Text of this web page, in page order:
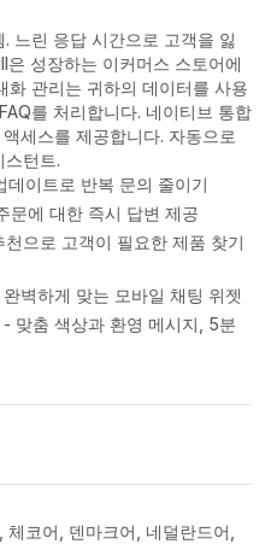
느린 응답 시간으로 고객을 잃
성장하는 이커머스 스토어에
화 관리는 귀하의 데이터를 사용
를 처리합니다. 네이티브 통합
세스를 제공합니다. 자동으로
턴트.
이트로 반복 문의 줄이기
문에 대한 즉시 답변 제공
으로 고객이 필요한 제품 찾기
벽하게 맞는 모바일 채팅 위젯
맞춤 색상과 환영 메시지, 5분
코어, 덴마크어, 네덜란드어,